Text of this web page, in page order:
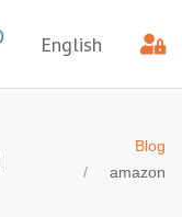
English
Blog
amazon